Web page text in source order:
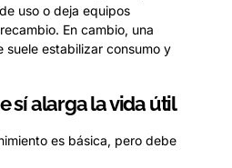
uso o deja equipos
En cambio, una
suele estabilizar consumo y
sí alarga la vida útil
es básica, pero debe